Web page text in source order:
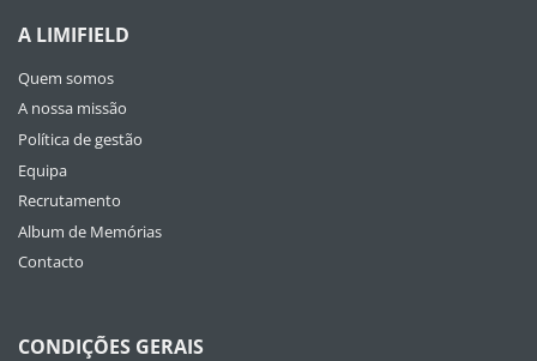
A LIMIFIELD
Quem somos
A nossa missão
Política de gestão
Equipa
Recrutamento
Album de Memórias
Contacto
CONDIÇÕES GERAIS